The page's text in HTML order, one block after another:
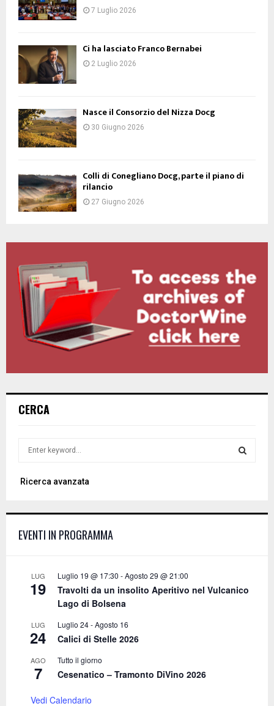
7 Luglio 2026
Ci ha lasciato Franco Bernabei
2 Luglio 2026
Nasce il Consorzio del Nizza Docg
30 Giugno 2026
Colli di Conegliano Docg, parte il piano di
rilancio
27 Giugno 2026
CERCA
r
o
Ricerca avanzata
EVENTI IN PROGRAMMA
LUG
19
Luglio 19 @ 17:30 -Agosto 29 @ 21:00
Travolti da un insolito Aperitivo nel Vulcanico
Lago di Bolsena
LUG
24
Luglio 24-Agosto 16
Calici di Stelle 2026
AGO
7
Tutto il giorno
Cesenatico – Tramonto DiVino 2026
Vedi Calendario